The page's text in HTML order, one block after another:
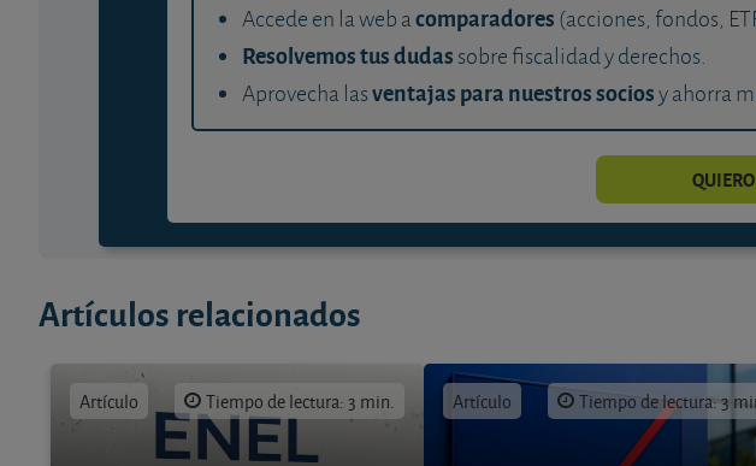
Accede en la web acomparadores (acciones, fondos,
Resolvemos tus dudas sobre fiscalidad y derechos.
Aprovecha lasventajas para nuestros sociosy ahorra
Artículos relacionados
Artículo Tiempo de lectura: 3 min. Artículo Tiempo de lectura: 3